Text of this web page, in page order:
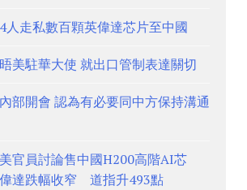
人走私數百顆英偉達芯片至中國
美駐華大使 就出口管制表達關切
部開會 認為有必要同中方保持溝通
官員討論售中國H200高階AI芯
達跌幅收窄 道指升493點